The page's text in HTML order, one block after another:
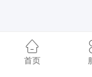
首页